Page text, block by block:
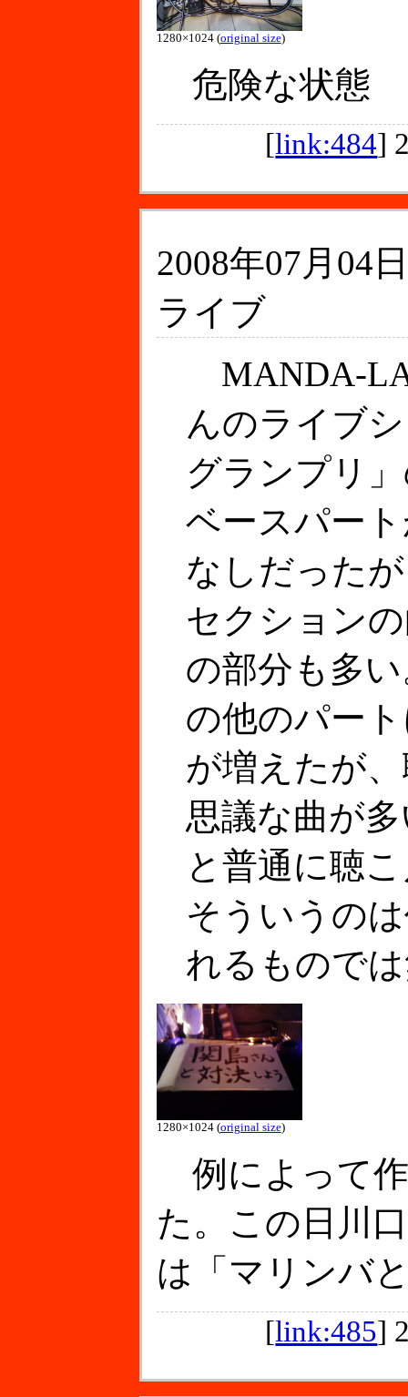
1280×1024 (original size)
危険な状態
[link:484]
2008年07月04
ライブ
MANDA-
んのライブ
グランプリ
ベースパー
なしだった
セクション
の部分も多
の他のパー
が増えたが
思議な曲が
と普通に聴
そういうの
れるもので
1280×1024 (original size)
例によって
た。この日川
は「マリンバ
[link:485]